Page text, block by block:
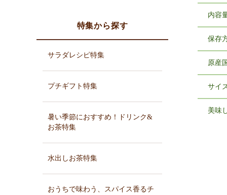
内容
保存
原産
サイ
美味
特集から探す
サラダレシピ特集
プチギフト特集
暑い季節におすすめ！ドリンク&
お茶特集
水出しお茶特集
おうちで味わう、スパイス香るチ